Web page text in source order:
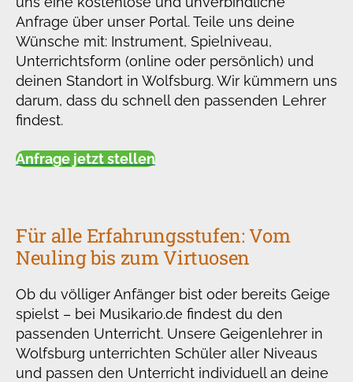
Anfrage über unser Portal. Teile uns deine
Wünsche mit: Instrument, Spielniveau,
Unterrichtsform (online oder persönlich) und
deinen Standort in Wolfsburg. Wir kümmern uns
darum, dass du schnell den passenden Lehrer
findest.
Anfrage jetzt stellen
Für alle Erfahrungsstufen: Vom
Neuling bis zum Virtuosen
Ob du völliger Anfänger bist oder bereits Geige
spielst – bei Musikario.de findest du den
passenden Unterricht. Unsere Geigenlehrer in
Wolfsburg unterrichten Schüler aller Niveaus
und passen den Unterricht individuell an deine